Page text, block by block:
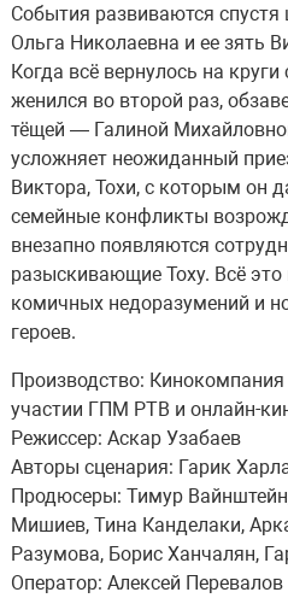
События развиваются спустя
Ольга Николаевна и ее зять
Когда всё вернулось на
женился во второй раз,
тёщей — Галиной
усложняет неожиданный
Виктора, Тохи, с которым он
семейные конфликты
внезапно появляются
разыскивающие Тоху. Всё это
комичных недоразумений и
героев.
Производство:
участии ГПМ РТВ и онлайн-
Режиссер: Аскар Узабаев
Авторы сценария: Гарик
Продюсеры: Тимур
Мишиев, Тина Канделаки,
Разумова, Борис Ханчалян,
Оператор: Алексей Перевалов